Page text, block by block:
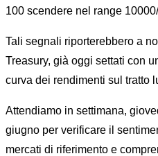
100 scendere nel range
Tali segnali riporterebbero a
Treasury, già oggi settati con
curva dei rendimenti sul tratto
Attendiamo in settimana,
giugno per verificare il
mercati di riferimento e